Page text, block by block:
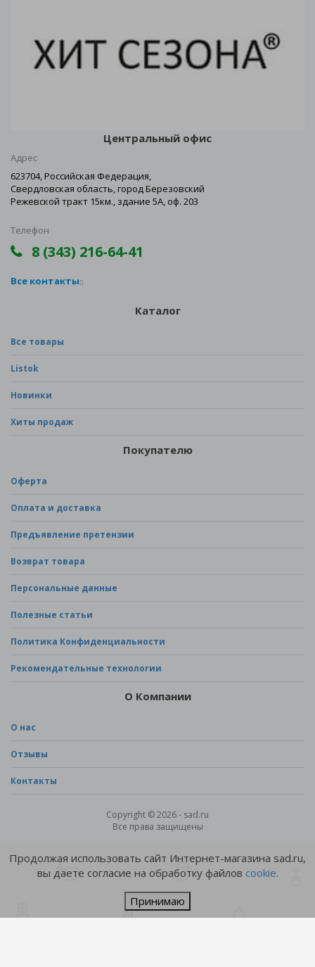
Центральный офис
Адрес
623704, Российская Федерация,
Свердловская область, город Березовский
Режевской тракт 15км., здание 5А, оф. 203
Телефон
8 (343) 216-64-41
Все контакты
Каталог
Все товары
Listok
Новинки
Хиты продаж
Покупателю
Оферта
Оплата и доставка
Предъявление претензии
Возврат товара
Персональные данные
Полезные статьи
Политика Конфиденциальности
Рекомендательные технологии
О Компании
О нас
Отзывы
Контакты
Copyright © 2026 - sad.ru
Все права защищены
Продолжая использовать сайт Интернет-магазина sad.ru,
вы даете согласие на обработку файлов cookie.
Принимаю